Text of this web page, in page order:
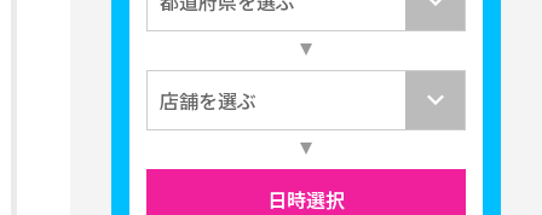
日時選択